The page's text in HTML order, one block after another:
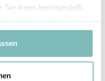
Sie ihnen bereitgestellt
Tier und spielt als
eine
mehr erfahren